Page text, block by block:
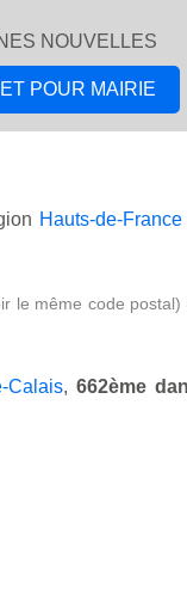
NOUVELLES
POUR MAIRIE
Hauts-de-France
le même code
Calais,662ème